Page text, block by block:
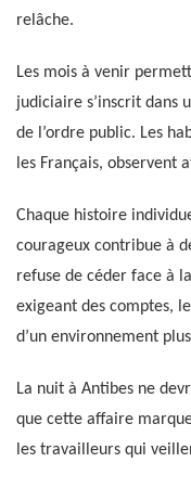
relâche.
Les mois à venir
judiciaire s’inscrit dans
de l’ordre public. Les
les Français, observent
Chaque histoire
courageux contribue à
refuse de céder face à
exigeant des comptes,
d’un environnement
La nuit à Antibes ne
que cette affaire
les travailleurs qui